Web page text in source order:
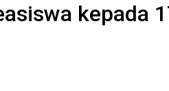
kepada